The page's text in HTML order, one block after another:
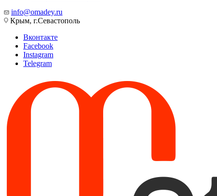
info@omadey.ru
Крым, г.Севастополь
Вконтакте
Facebook
Instagram
Telegram